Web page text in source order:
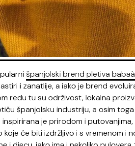
španjolski brend pletiva babaà
i zanatlije, a iako je brend
redu tu su održivost, lokalna
španjolsku industriju, a osim
je prirodom i
će biti izdržljivo i s vremenom i